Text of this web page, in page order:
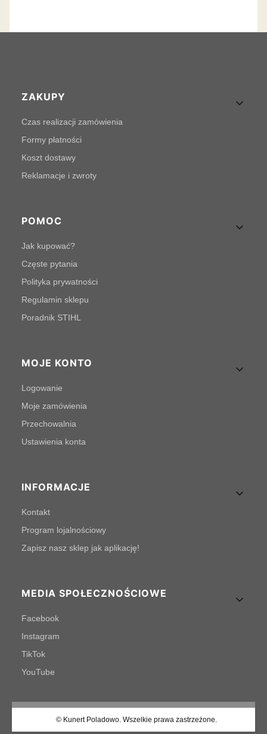
Linki w stopce
ZAKUPY
Czas realizacji zamówienia
Formy płatności
Koszt dostawy
Reklamacje i zwroty
POMOC
Jak kupować?
Częste pytania
Polityka prywatności
Regulamin sklepu
Poradnik STIHL
MOJE KONTO
Logowanie
Moje zamówienia
Przechowalnia
Ustawienia konta
INFORMACJE
Kontakt
Program lojalnościowy
Zapisz nasz sklep jak aplikację!
MEDIA SPOŁECZNOŚCIOWE
Facebook
Instagram
TikTok
YouTube
© Kunert Poladowo. Wszelkie prawa zastrzeżone.